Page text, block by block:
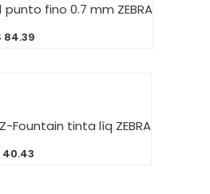
punto fino 0.7 mm ZEBRA
84.39
Fountain tinta líq ZEBRA
40.43